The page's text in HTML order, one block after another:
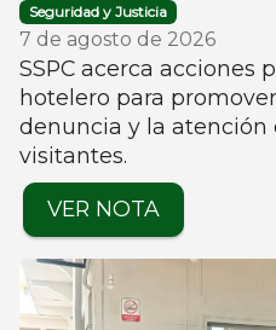
Seguridad y Justicia
7 de agosto de 2026
SSPC acerca acciones
hotelero para
denuncia y la atención
visitantes.
VER NOTA